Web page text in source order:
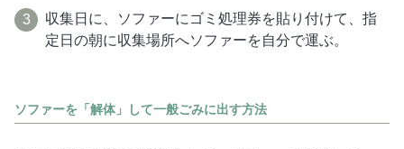
収集日に、ソファーにゴミ処理券を貼り付けて、指
定日の朝に収集場所へソファーを自分で運ぶ。
ソファーを「解体」して一般ごみに出す方法